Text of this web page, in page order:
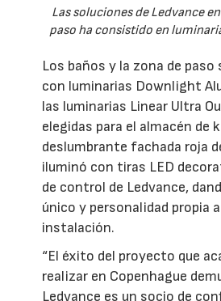
Las soluciones de Ledvance
paso ha consistido en
Los baños y la zona de paso
con luminarias Downlight
las luminarias Linear Ultra
elegidas para el almacén de
deslumbrante fachada roja
iluminó con tiras LED
de control de Ledvance,
único y personalidad propia
instalación.
“El éxito del proyecto que
realizar en Copenhague
Ledvance es un socio de